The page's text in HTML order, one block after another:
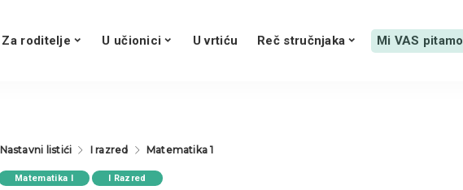
Za roditelje U učionici U vrtiću Reč stručnjaka Mi VAS pitamo
Nastavni listići I razred Matematika 1
Matematika I I Razred